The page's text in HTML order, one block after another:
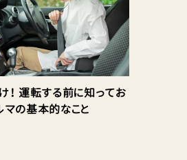
！ 運転する前に知ってお
マの基本的なこと